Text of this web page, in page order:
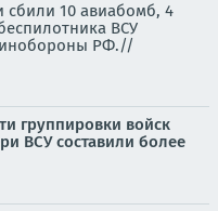
сбили 10 авиабомб, 4
ВСУ
РФ.//
группировки войск
ВСУ составили более